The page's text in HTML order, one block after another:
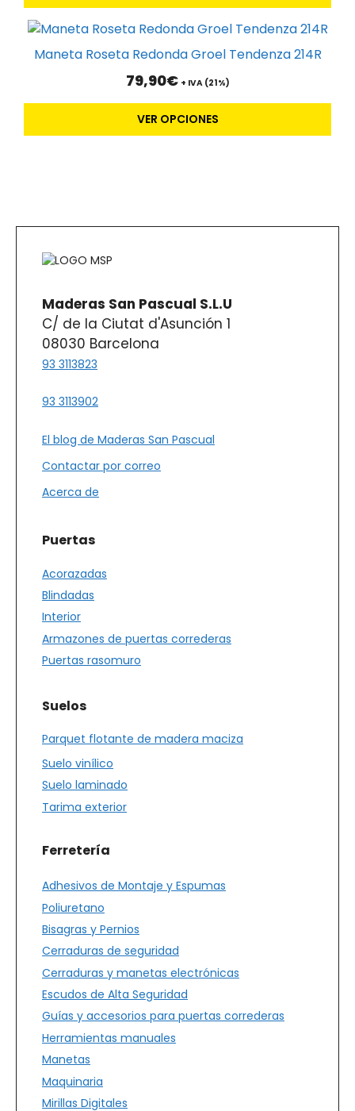
de
producto
se
pueden
Maneta Roseta Redonda Groel Tendenza 214R
79,90€ + IVA (21%)
VER OPCIONES
Este
producto
variantes.
página
producto
Maderas San Pascual S.L.U
C/ de la Ciutat d'Asunción 1
08030 Barcelona
93 3113823
93 3113902
El blog de Maderas San Pascual
Contactar por correo
Acerca de
Puertas
Acorazadas
Blindadas
Interior
Armazones de puertas correderas
Puertas rasomuro
Suelos
Parquet flotante de madera maciza
Suelo vinílico
Suelo laminado
Tarima exterior
Ferretería
Adhesivos de Montaje y Espumas
Poliuretano
Bisagras y Pernios
Cerraduras de seguridad
Cerraduras y manetas electrónicas
Escudos de Alta Seguridad
Guías y accesorios para puertas correderas
Herramientas manuales
Manetas
Maquinaria
Mirillas Digitales